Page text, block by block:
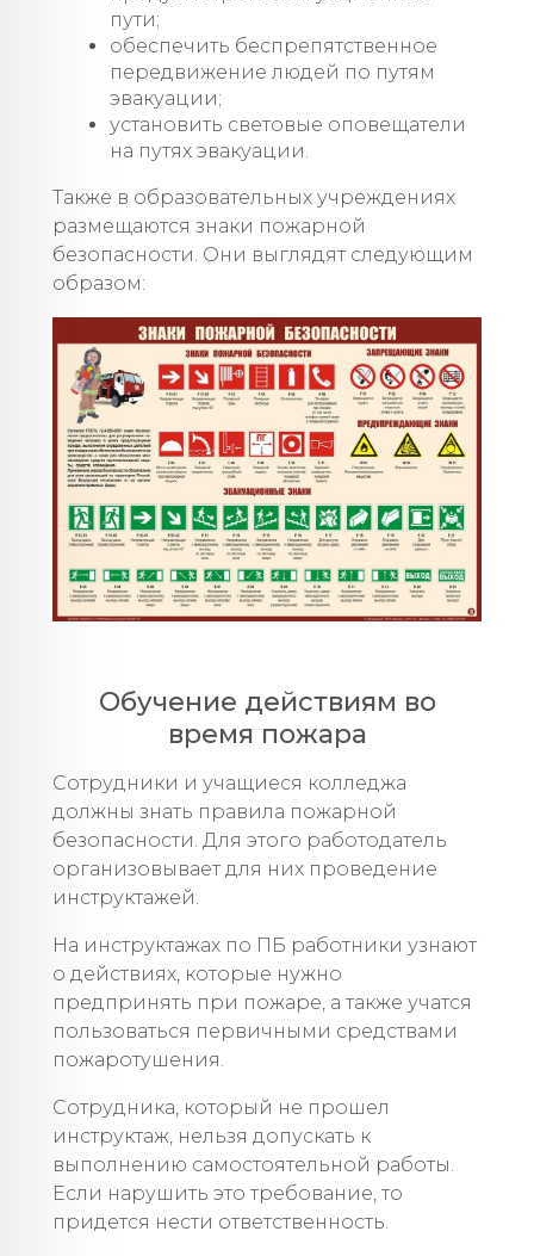
пути;
обеспечить беспрепятственное
передвижение людей по путям
эвакуации;
установить световые оповещатели
на путях эвакуации.
Также в образовательных учреждениях
размещаются знаки пожарной
безопасности. Они выглядят следующим
образом:
Обучение действиям во
время пожара
Сотрудники и учащиеся колледжа
должны знать правила пожарной
безопасности. Для этого работодатель
организовывает для них проведение
инструктажей.
На инструктажах по ПБ работники узнают
о действиях, которые нужно
предпринять при пожаре, а также учатся
пользоваться первичными средствами
пожаротушения.
Сотрудника, который не прошел
инструктаж, нельзя допускать к
выполнению самостоятельной работы.
Если нарушить это требование, то
придется нести ответственность.